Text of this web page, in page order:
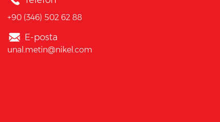
+90 (346) 502 62 88
E-posta
unal.metin@nikel.com